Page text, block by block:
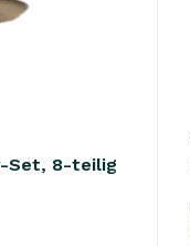
Set, 8-teilig